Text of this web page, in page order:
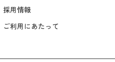
採用情報
ご利用にあたって